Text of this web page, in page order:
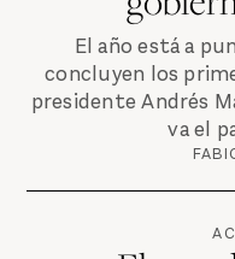
El año está a
concluyen los
presidente Andrés
va el